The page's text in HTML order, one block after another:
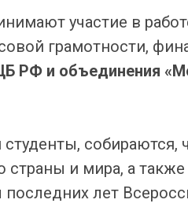
участие в
грамотности,
РФ и объединения
собираются,
и мира, а
последних лет